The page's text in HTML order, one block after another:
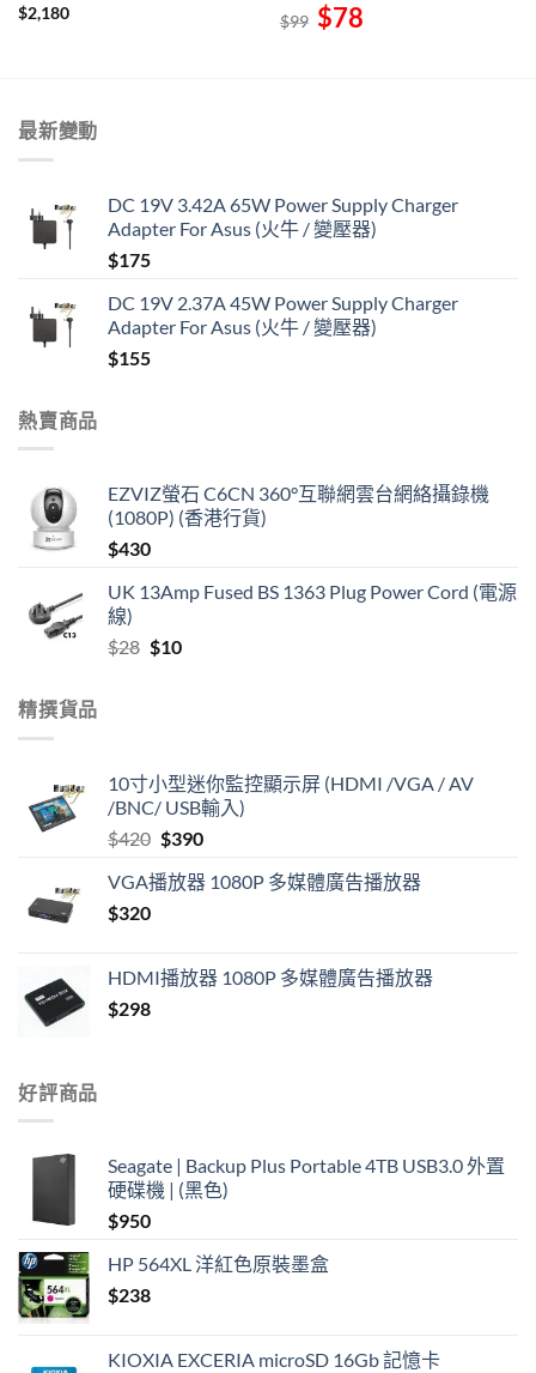
$2,180
$99 Original
price
$78Current
price
最新變動
DC 19V 3.42A 65W Power Supply Charger
Adapter For Asus (火牛 / 變壓器)
$175
DC 19V 2.37A 45W Power Supply Charger
Adapter For Asus (火牛 / 變壓器)
$155
熱賣商品
EZVIZ螢石 C6CN 360°互聯網雲台網絡攝錄機
(1080P) (香港行貨)
$430
UK 13Amp Fused BS 1363 Plug Power Cord (電源
線)
$28 Original
$10Current
精撰貨品
10寸小型迷你監控顯示屏 (HDMI /VGA / AV
/BNC/ USB輸入)
$420 Original
was:
$390Current
is:
VGA播放器 1080P 多媒體廣告播放器
$320
HDMI播放器 1080P 多媒體廣告播放器
$298
好評商品
Seagate | Backup Plus Portable 4TB USB3.0 外置
硬碟機 | (黑色)
$950
HP 564XL 洋紅色原裝墨盒
$238
KIOXIA EXCERIA microSD 16Gb 記憶卡